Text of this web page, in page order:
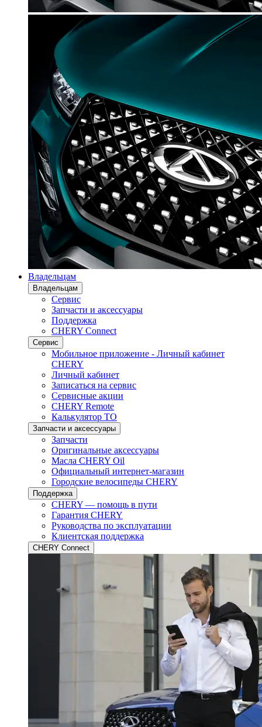
Владельцам
Владельцам
Сервис
Запчасти и аксессуары
Поддержка
CHERY Connect
Сервис
Мобильное приложение - Личный кабинет
CHERY
Личный кабинет
Записаться на сервис
Сервисные акции
CHERY Remote
Калькулятор ТО
Запчасти и аксессуары
Запчасти
Оригинальные аксессуары
Масла CHERY Oil
Официальный интернет-магазин
Городские велосипеды CHERY
Поддержка
CHERY — помощь в пути
Гарантия CHERY
Руководства по эксплуатации
Клиентская поддержка
CHERY Connect